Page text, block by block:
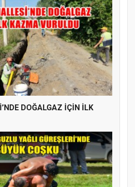
DOĞALGAZ İÇİN İLK